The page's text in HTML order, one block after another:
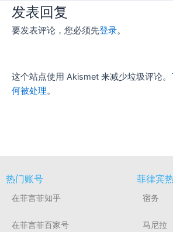
发表回复
要发表评论，您必须先登录。
这个站点使用 Akismet 来减少垃圾评论。
何被处理。
热门账号
在菲言菲知乎
在菲言菲百家号
菲律宾
宿务
马尼拉